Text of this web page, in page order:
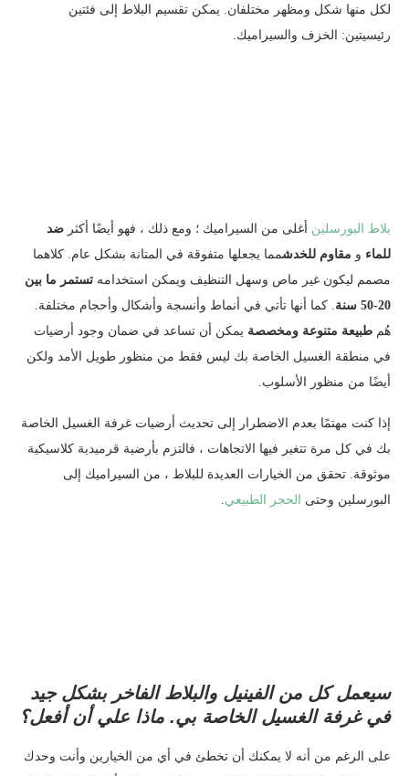
لكل منها شكل ومظهر مختلفان. يمكن تقسيم البلاط إلى فئتين
رئيسيتين: الخزف والسيراميك.
بلاط البورسلين أغلى من السيراميك ؛ ومع ذلك ، فهو أيضًا أكثر ضد
للماء و مقاوم للخدشمما يجعلها متفوقة في المتانة بشكل عام. كلاهما
مصمم ليكون غير ماص وسهل التنظيف ويمكن استخدامه تستمر ما بين
20-50 سنة
. كما أنها تأتي في أنماط وأنسجة وأشكال وأحجام مختلفة.
هُم طبيعة متنوعة ومخصصة يمكن أن تساعد في ضمان وجود أرضيات
في منطقة الغسيل الخاصة بك ليس فقط من منظور طويل الأمد ولكن
أيضًا من منظور الأسلوب.
إذا كنت مهتمًا بعدم الاضطرار إلى تحديث أرضيات غرفة الغسيل الخاصة
بك في كل مرة تتغير فيها الاتجاهات ، فالتزم بأرضية قرميدية كلاسيكية
موثوقة. تحقق من الخيارات العديدة للبلاط ، من السيراميك إلى
البورسلين وحتى
الحجر الطبيعي.
سيعمل كل من الفينيل والبلاط الفاخر بشكل جيد
في غرفة الغسيل الخاصة بي. ماذا علي أن أفعل؟
على الرغم من أنه لا يمكنك أن تخطئ في أي من الخيارين وأنت وحدك